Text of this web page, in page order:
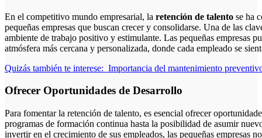
En el competitivo mundo empresarial, la retención de talento se ha
pequeñas empresas que buscan crecer y consolidarse. Una de las
ambiente de trabajo positivo y estimulante. Las pequeñas empresas
atmósfera más cercana y personalizada, donde cada empleado se
Quizás también te interese: Importancia del mantenimiento
Ofrecer Oportunidades de Desarrollo
Para fomentar la retención de talento, es esencial ofrecer
programas de formación continua hasta la posibilidad de asumir
invertir en el crecimiento de sus empleados, las pequeñas empresas